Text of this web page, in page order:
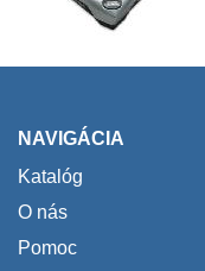
NAVIGÁCIA
Katalóg
O nás
Pomoc